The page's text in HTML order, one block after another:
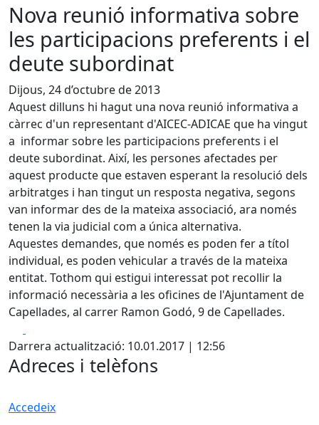
Nova reunió informativa sobre
les participacions preferents i el
deute subordinat
Dijous, 24 d’octubre de 2013
Aquest dilluns hi hagut una nova reunió informativa a
càrrec d'un representant d'AICEC-ADICAE que ha vingut
a informar sobre les participacions preferents i el
deute subordinat. Així, les persones afectades per
aquest producte que estaven esperant la resolució dels
arbitratges i han tingut un resposta negativa, segons
van informar des de la mateixa associació, ara només
tenen la via judicial com a única alternativa.
Aquestes demandes, que només es poden fer a títol
individual, es poden vehicular a través de la mateixa
entitat. Tothom qui estigui interessat pot recollir la
informació necessària a les oficines de l'Ajuntament de
Capellades, al carrer Ramon Godó, 9 de Capellades.
Darrera actualització: 10.01.2017 | 12:56
Adreces i telèfons
Accedeix